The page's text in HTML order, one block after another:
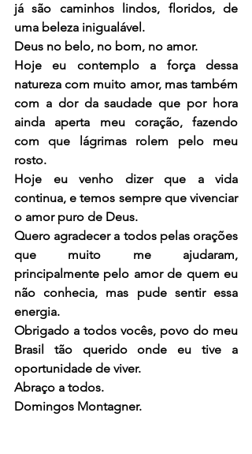
já são caminhos lindos, floridos, de
uma beleza inigualável.
Deus no belo, no bom, no amor.
Hoje eu contemplo a força dessa
natureza com muito amor, mas também
com a dor da saudade que por hora
ainda aperta meu coração, fazendo
com que lágrimas rolem pelo meu
rosto.
Hoje eu venho dizer que a vida
continua, e temos sempre que vivenciar
o amor puro de Deus.
Quero agradecer a todos pelas orações
que muito me ajudaram,
principalmente pelo amor de quem eu
não conhecia, mas pude sentir essa
energia.
Obrigado a todos vocês, povo do meu
Brasil tão querido onde eu tive a
oportunidade de viver.
Abraço a todos.
Domingos Montagner.